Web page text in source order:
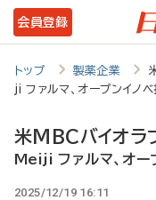
メ
イ
コ
テ
会員登録
トップ 製薬企業
ji ファルマ、オープンイノ
米MBCバイオラ
Meiji ファルマ、オー
2025/12/19 16:11